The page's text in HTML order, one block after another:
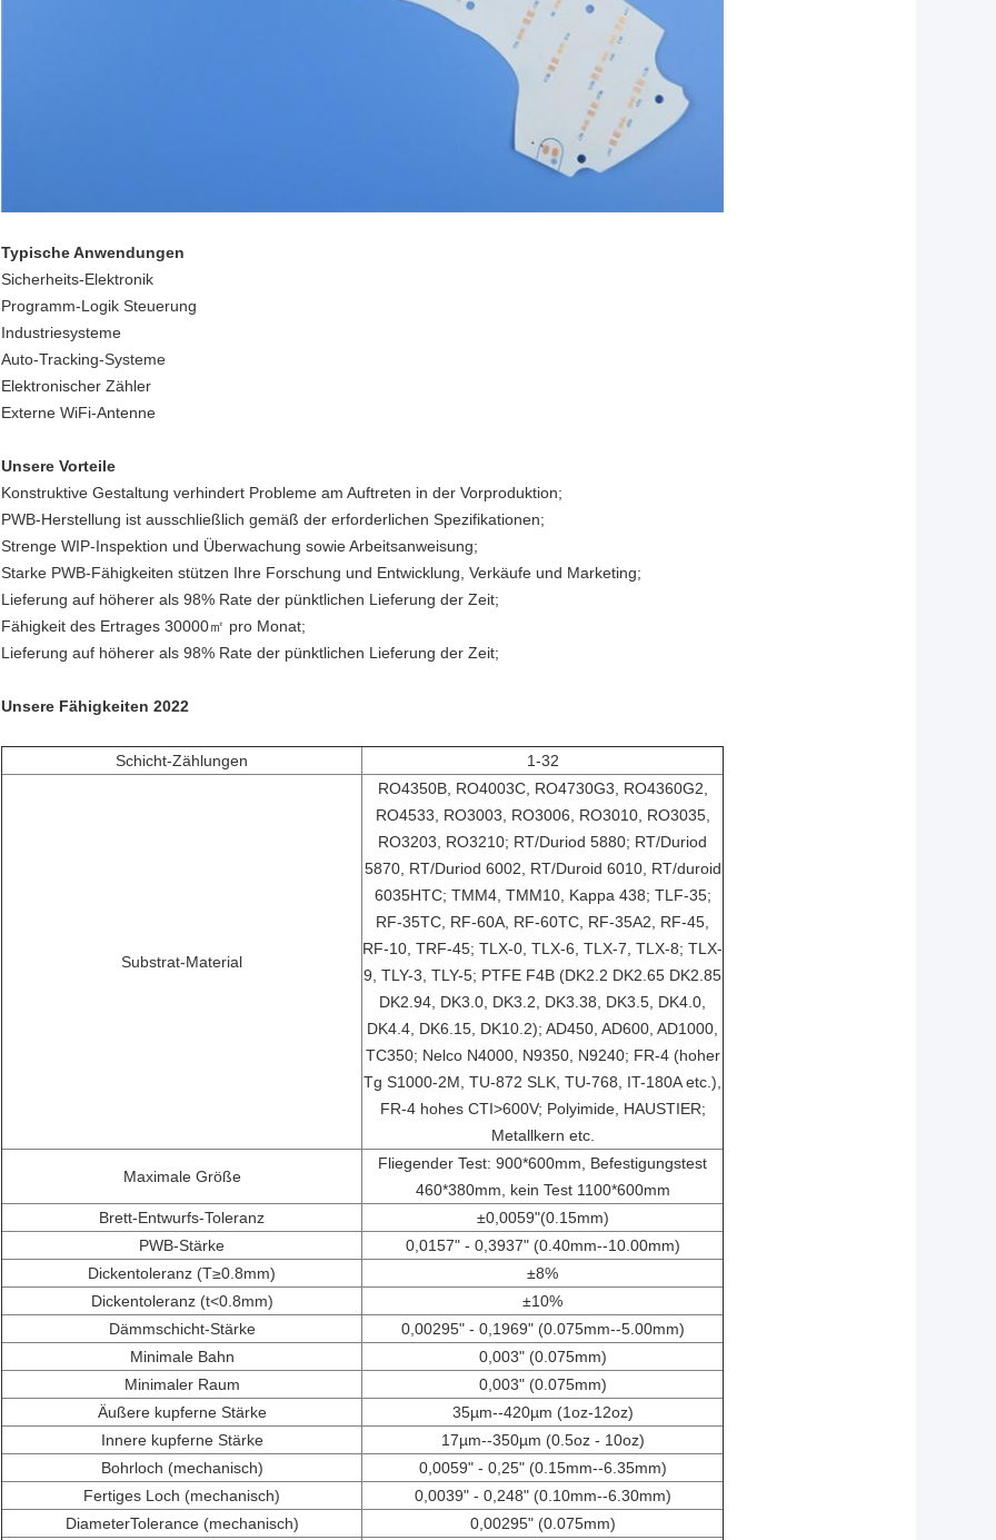
Typische Anwendungen
Sicherheits-Elektronik
Programm-Logik Steuerung
Industriesysteme
Auto-Tracking-Systeme
Elektronischer Zähler
Externe WiFi-Antenne
Unsere Vorteile
Konstruktive Gestaltung verhindert Probleme am Auftreten in der Vorproduktion;
PWB-Herstellung ist ausschließlich gemäß der erforderlichen Spezifikationen;
Strenge WIP-Inspektion und Überwachung sowie Arbeitsanweisung;
Starke PWB-Fähigkeiten stützen Ihre Forschung und Entwicklung, Verkäufe und Marketing;
Lieferung auf höherer als 98% Rate der pünktlichen Lieferung der Zeit;
Fähigkeit des Ertrages 30000㎡ pro Monat;
Lieferung auf höherer als 98% Rate der pünktlichen Lieferung der Zeit;
Unsere Fähigkeiten 2022
Schicht-Zählungen 1-32
Substrat-Material
RO4350B, RO4003C, RO4730G3, RO4360G2,
RO4533, RO3003, RO3006, RO3010, RO3035,
RO3203, RO3210; RT/Duriod 5880; RT/Duriod
5870, RT/Duriod 6002, RT/Duroid 6010, RT/duroid
6035HTC; TMM4, TMM10, Kappa 438; TLF-35;
RF-35TC, RF-60A, RF-60TC, RF-35A2, RF-45,
RF-10, TRF-45; TLX-0, TLX-6, TLX-7, TLX-8; TLX-
9, TLY-3, TLY-5; PTFE F4B (DK2.2 DK2.65 DK2.85
DK2.94, DK3.0, DK3.2, DK3.38, DK3.5, DK4.0,
DK4.4, DK6.15, DK10.2); AD450, AD600, AD1000,
TC350; Nelco N4000, N9350, N9240; FR-4 (hoher
Tg S1000-2M, TU-872 SLK, TU-768, IT-180A etc.),
FR-4 hohes CTI>600V; Polyimide, HAUSTIER;
Metallkern etc.
Maximale Größe
Fliegender Test: 900*600mm, Befestigungstest
460*380mm, kein Test 1100*600mm
Brett-Entwurfs-Toleranz
±0,0059"(0.15mm)
PWB-Stärke
0,0157" - 0,3937" (0.40mm--10.00mm)
Dickentoleranz (T≥0.8mm)
±8%
Dickentoleranz (t<0.8mm)
±10%
Dämmschicht-Stärke
0,00295" - 0,1969" (0.075mm--5.00mm)
Minimale Bahn
0,003" (0.075mm)
Minimaler Raum
0,003" (0.075mm)
Äußere kupferne Stärke
35µm--420µm (1oz-12oz)
Innere kupferne Stärke
17µm--350µm (0.5oz - 10oz)
Bohrloch (mechanisch)
0,0059" - 0,25" (0.15mm--6.35mm)
Fertiges Loch (mechanisch)
0,0039" - 0,248" (0.10mm--6.30mm)
DiameterTolerance (mechanisch)
0,00295" (0.075mm)